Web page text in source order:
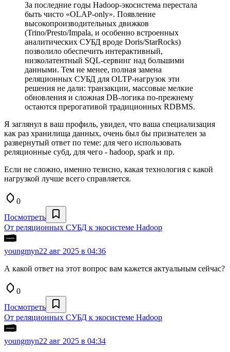
За последние годы Hadoop-экосистема перестала
быть чисто «OLAP-only». Появление
высокопроизводительных движков
(Trino/Presto/Impala, и особенно встроенных
аналитических СУБД вроде Doris/StarRocks)
позволило обеспечить интерактивный,
низколатентный SQL-сервинг над большими
данными. Тем не менее, полная замена
реляционных СУБД для OLTP-нагрузок эти
решения не дали: транзакции, массовые мелкие
обновления и сложная DB-логика по-прежнему
остаются прерогативой традиционных RDBMS.
Я заглянул в ваш профиль, увидел, что ваша специализация
как раз хранилища данных, очень был бы признателен за
развернутый ответ по теме: для чего использовать
реляционные субд, для чего - hadoop, spark и пр.
Если не сложно, именно тезисно, какая технология с какой
нагрузкой лучше всего справляется.
0
Посмотреть
От реляционных СУБД к экосистеме Hadoop
youngmyn22 авг 2025 в 04:36
А какой ответ на этот вопрос вам кажется актуальным сейчас?
0
Посмотреть
От реляционных СУБД к экосистеме Hadoop
youngmyn22 авг 2025 в 04:34